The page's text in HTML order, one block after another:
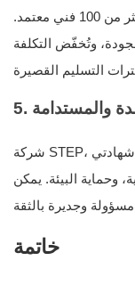
لدينا فريق عمل يضم أكثر من 80 مهندساً وأكثر من 100 فني معتمد.
وتُخفّض التكلفة
شركة STEP، الحاصلة على شهادتي ISO و IATF، تحافظ على التميز
وحماية البيئة. يمكن
خاتمة